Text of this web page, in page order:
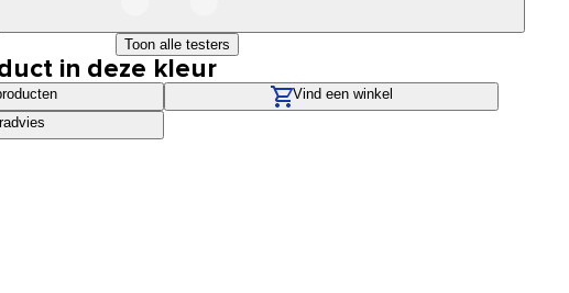
Toon alle testers
in deze kleur
Vind een winkel